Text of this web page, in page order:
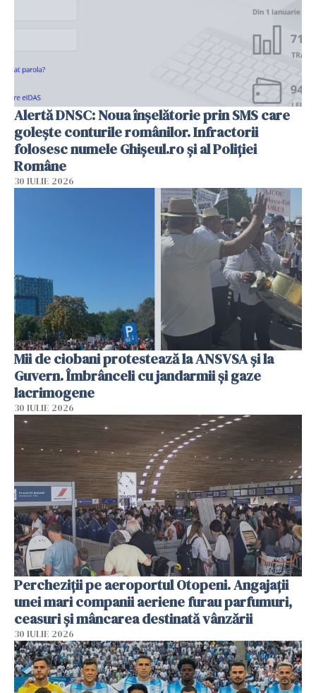
Alertă DNSC: Noua înșelătorie prin SMS care
golește conturile românilor. Infractorii
folosesc numele Ghișeul.ro și al Poliției
Române
30 IULIE 2026
Mii de ciobani protestează la ANSVSA și la
Guvern. Îmbrânceli cu jandarmii și gaze
lacrimogene
30 IULIE 2026
Percheziții pe aeroportul Otopeni. Angajații
unei mari companii aeriene furau parfumuri,
ceasuri și mâncarea destinată vânzării
30 IULIE 2026